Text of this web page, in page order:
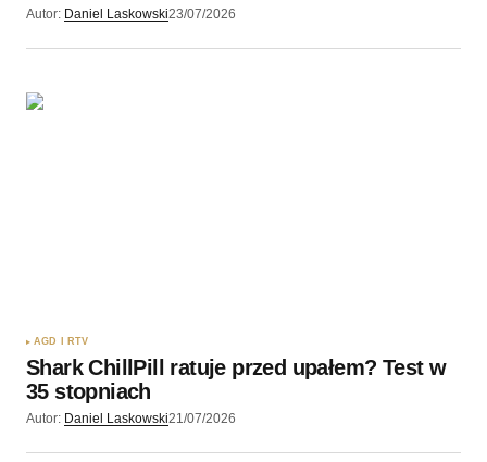
Autor: Daniel Laskowski23/07/2026
AGD I RTV
Shark ChillPill ratuje przed upałem? Test w
35 stopniach
Autor: Daniel Laskowski21/07/2026